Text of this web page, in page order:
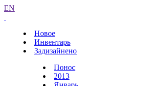
EN
Новое
Инвентарь
Задизайнено
Понос
2013